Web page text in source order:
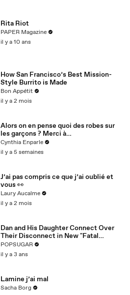
Rita Riot
PAPER Magazine
il y a 10 ans
How San Francisco’s Best Mission-
Style Burrito is Made
Bon Appétit
il y a 2 mois
Alors on en pense quoi des robes sur
les garçons ? Merci à
@studio_paillette prêt*
Cynthia Enparle
il y a 5 semaines
J’ai pas compris ce que j’ai oublié et
vous 👀
Laury Aucalme
il y a 2 mois
Dan and His Daughter Connect Over
Their Disconnect in New "Fatal
Attraction" Exclusive Clip
POPSUGAR
il y a 3 ans
Lamine j’ai mal
Sacha Borg